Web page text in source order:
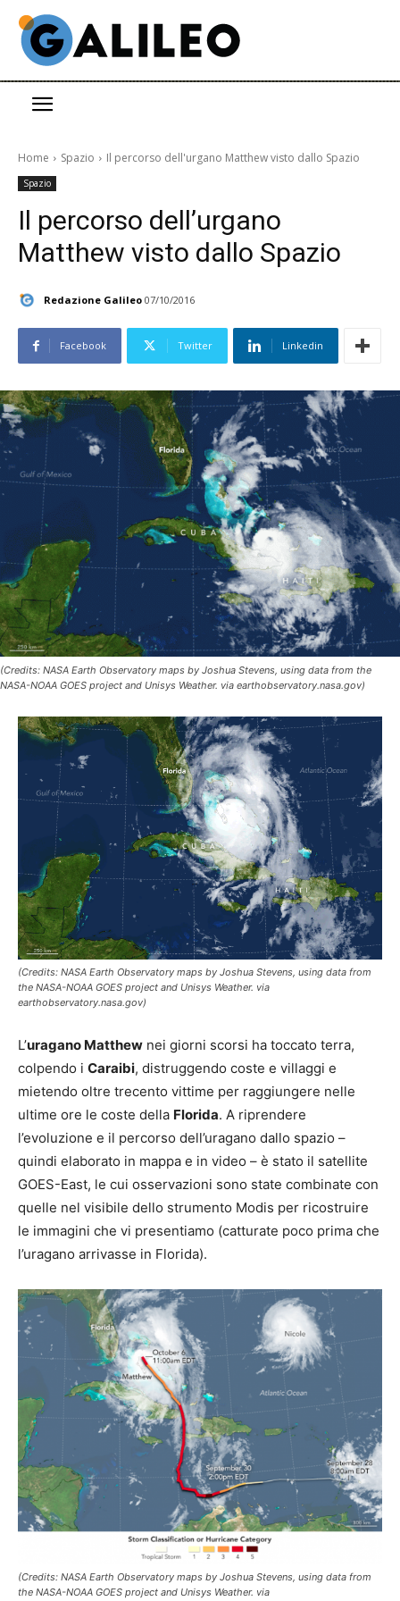
Home Spazio Il percorso dell'urgano Matthew visto dallo Spazio
Spazio
Il percorso dell’urgano
Matthew visto dallo Spazio
Redazione Galileo 07/10/2016
Facebook Twitter Linkedin
(Credits: NASA Earth Observatory maps by Joshua Stevens, using data from the
NASA-NOAA GOES project and Unisys Weather. via earthobservatory.nasa.gov)
(Credits: NASA Earth Observatory maps by Joshua Stevens, using data from
the NASA-NOAA GOES project and Unisys Weather. via
earthobservatory.nasa.gov)
L’uragano Matthew nei giorni scorsi ha toccato terra,
colpendo i Caraibi, distruggendo coste e villaggi e
mietendo oltre trecento vittime per raggiungere nelle
ultime ore le coste della Florida. A riprendere
l’evoluzione e il percorso dell’uragano dallo spazio –
quindi elaborato in mappa e in video – è stato il satellite
GOES-East, le cui osservazioni sono state combinate con
quelle nel visibile dello strumento Modis per ricostruire
le immagini che vi presentiamo (catturate poco prima che
l’uragano arrivasse in Florida).
(Credits: NASA Earth Observatory maps by Joshua Stevens, using data from
the NASA-NOAA GOES project and Unisys Weather. via